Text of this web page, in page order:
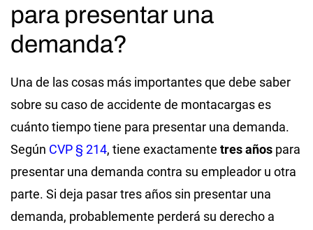
para presentar una
demanda?
Una de las cosas más importantes que debe saber
sobre su caso de accidente de montacargas es
cuánto tiempo tiene para presentar una demanda.
Según CVP § 214, tiene exactamente tres años para
presentar una demanda contra su empleador u otra
parte. Si deja pasar tres años sin presentar una
demanda, probablemente perderá su derecho a